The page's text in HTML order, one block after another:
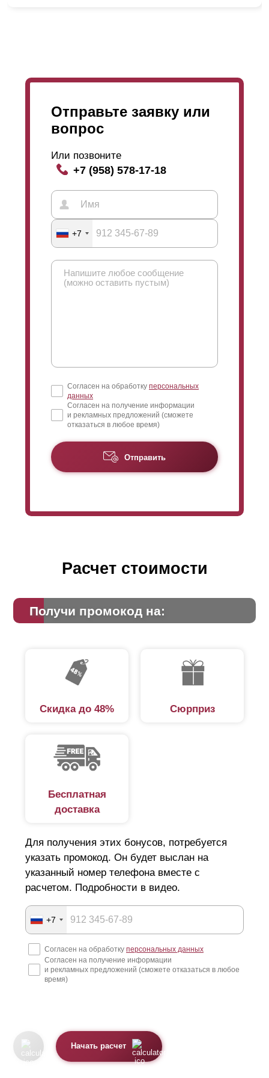
Также мы предоставляем возможность для Вас
выбрать глубину 50; 60; 80 мм и высоту
1,5 мм. С увеличением глубины секции,
увеличивается и высоталамели. А чем больше
приобретает массивности. Глубина секции и
ламелиникаким образом не действует на
срок эксплуатации забора. Менеджеры помогут вам с
выбором и продемонстрируют образцы.
То есть, выбирая забор Вы можете быть уверенны в
его качестве, главное рассчитывайте на свои
пожелания и желаемую суму стоимости готового
Отправьте заявку или
вопрос
Или позвоните
+7 (958) 578-17-18
+7
Согласен на обработку персональных
данных
Согласен на получение информации
и рекламных предложений (сможете
отказаться в любое время)
Отправить
Расчет стоимости
Получи промокод на:
Скидка до 48% Сюрприз
Бесплатная
доставка
Для получения этих бонусов, потребуется
указать промокод. Он будет выслан на
указанный номер телефона вместе с
расчетом. Подробности в видео.
+7
Согласен на обработку персональных данных
Согласен на получение информации
и рекламных предложений (сможете отказаться в любое
время)
Начать расчет